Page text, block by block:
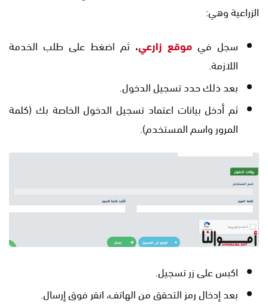
الزراعية وهي:
سجل في موقع زارعي، ثم اضغط على طلب الخدمة
اللازمة.
بعد ذلك حدد تسجيل الدخول.
ثم أدخل بيانات اعتماد تسجيل الدخول الخاصة بك (كلمة
المرور واسم المستخدم).
اكبس على زر تسجيل.
بعد إدخال رمز التحقق من الهاتف، انقر فوق إرسال.